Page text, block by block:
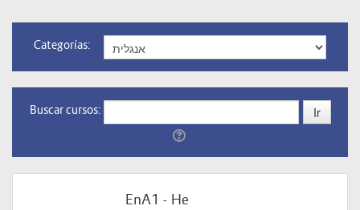
Categorías:
Buscar cursos:
EnA1 - He